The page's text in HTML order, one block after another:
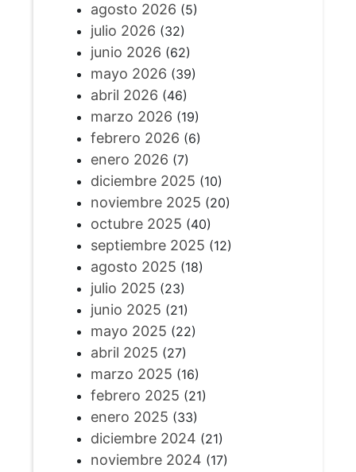
agosto 2026 (5)
julio 2026 (32)
junio 2026 (62)
mayo 2026 (39)
abril 2026 (46)
marzo 2026 (19)
febrero 2026 (6)
enero 2026 (7)
diciembre 2025 (10)
noviembre 2025 (20)
octubre 2025 (40)
septiembre 2025 (12)
agosto 2025 (18)
julio 2025 (23)
junio 2025 (21)
mayo 2025 (22)
abril 2025 (27)
marzo 2025 (16)
febrero 2025 (21)
enero 2025 (33)
diciembre 2024 (21)
noviembre 2024 (17)